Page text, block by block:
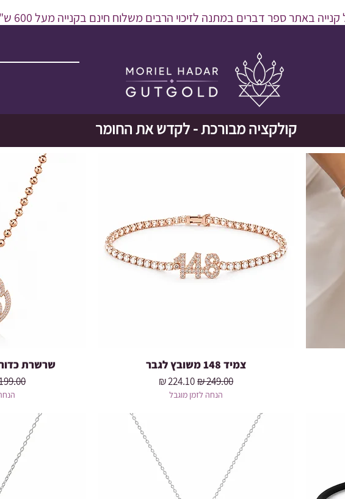
באתר ספר דברים במתנה לזיכוי הרבים משלוח חינם בקנייה מעל 600 ש"ח :)
קולקציה מבורכת - לקדש את החומר
צמיד 148 משובץ לגבר
מחיר רגילמחיר מבצע
הנחה לזמן מוגבל
שרשרת
מחיר